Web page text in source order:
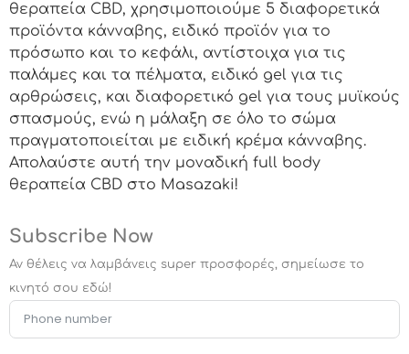
θεραπεία CBD, χρησιμοποιούμε 5 διαφορετικά
προϊόντα κάνναβης, ειδικό προϊόν για το
πρόσωπο και το κεφάλι, αντίστοιχα για τις
παλάμες και τα πέλματα, ειδικό gel για τις
αρθρώσεις, και διαφορετικό gel για τους μυϊκούς
σπασμούς, ενώ η μάλαξη σε όλο το σώμα
πραγματοποιείται με ειδική κρέμα κάνναβης.
Απολαύστε αυτή την μοναδική full body
θεραπεία CBD στο Masazaki!
Subscribe Now
Αν θέλεις να λαμβάνεις super προσφορές, σημείωσε το
κινητό σου εδώ!